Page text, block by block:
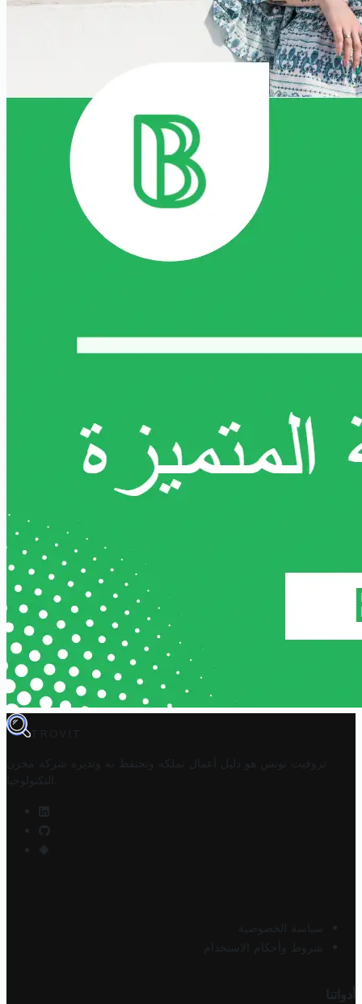
TROVIT
تروفيت تونس هو دليل أعمال تملكه وتحتفظ به وتديره
شركة مخزن
التكنولوجيا
سياسة الخصوصية
شروط وأحكام الاستخدام
أدواتنا